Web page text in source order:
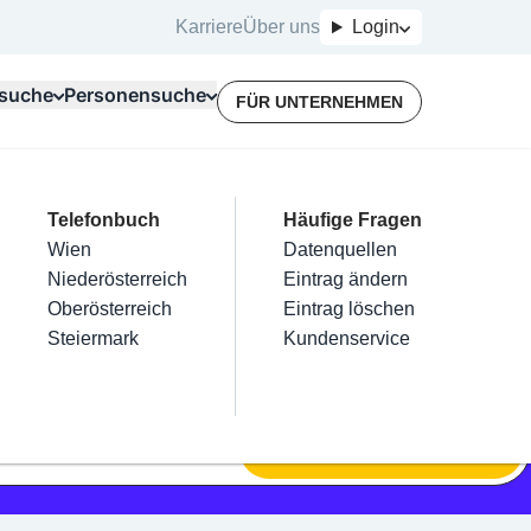
KarriereÜber uns Login
Kategorien
Friseur
Nägel
Haarentfernung
Make-Up
Für Unternehmer
Terminbuchung
Kostenlose Beratung
Top Branchen
Elektriker
Installateure
Maler & Lackierer
Branchen A-Z
Mein Firmeneintrag
Eintrag hinzufügen
Eintrag beanspruchen
Eintrag verwalten
Eintrag bewerben
Personensuche
Telefonbuch
Wien
Niederösterreich
Oberösterreich
Steiermark
Häufige Fragen
Datenquellen
Eintrag ändern
Eintrag löschen
Kundenservice
FÜR UNTERNEHMEN